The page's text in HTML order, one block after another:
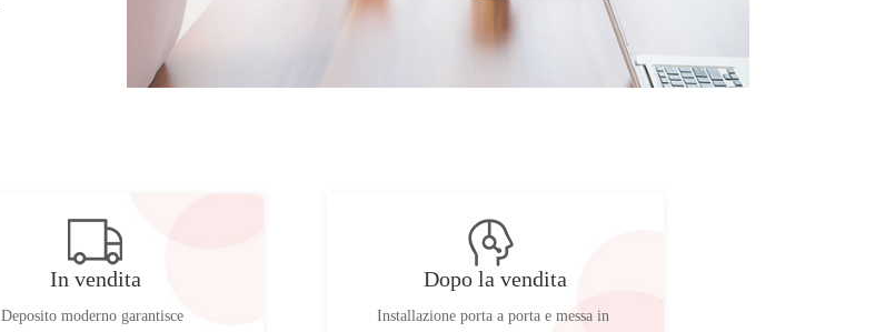
In vendita
Deposito moderno garantisce
Dopo la vendita
Installazione porta a porta e messa in